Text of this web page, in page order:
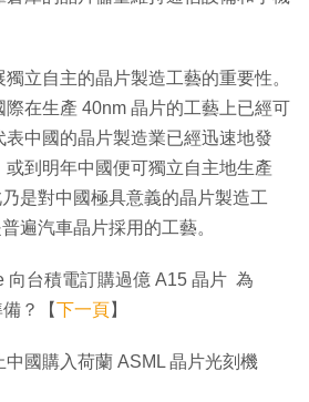
立自主的晶片製造工藝的重要性。
在生產 40nm 晶片的工藝上已經可
表中國的晶片製造業已經迅速地發
或到明年中國便可獨立自主地生產
是對中國極具意義的晶片製造工
遍汽車晶片採用的工藝。
向台積電訂購過億 A15 晶片 為
？【下一頁】
中國購入荷蘭 ASML 晶片光刻機